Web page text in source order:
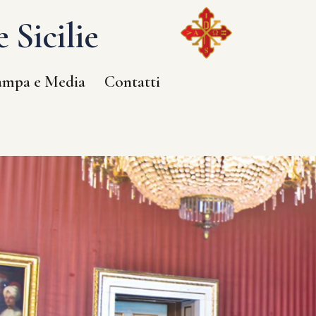
Sicilie
e Media Contatti